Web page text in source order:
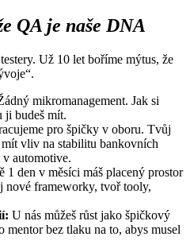
QA je naše DNA
Už 10 let boříme mýtus, že
mikromanagement. Jak si
ji budeš mít.
pro špičky v oboru. Tvůj
vliv na stabilitu bankovních
v automotive.
1 den v měsíci máš placený prostor
frameworky, tvoř tooly,
U nás můžeš růst jako špičkový
mentor bez tlaku na to, abys musel